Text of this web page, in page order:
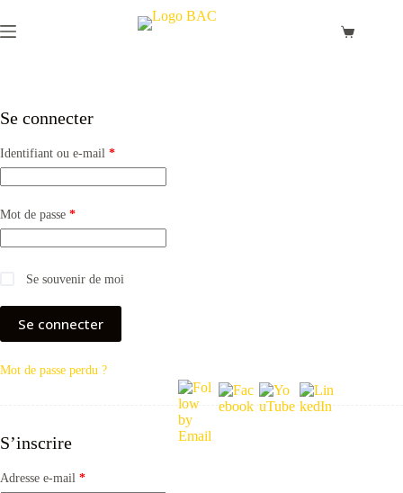
au
contenu
Panier
Se connecter
Identifiant ou e-mail *Obligatoire
Mot de passe *Obligatoire
Se souvenir de moi
Se connecter
Mot de passe perdu ?
S’inscrire
Adresse e-mail *Obligatoire